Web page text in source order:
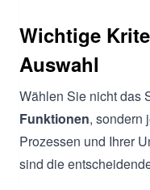
Wichtige
Auswahl
Wählen Sie nicht das
Funktionen, sondern
Prozessen und Ihrer
sind die